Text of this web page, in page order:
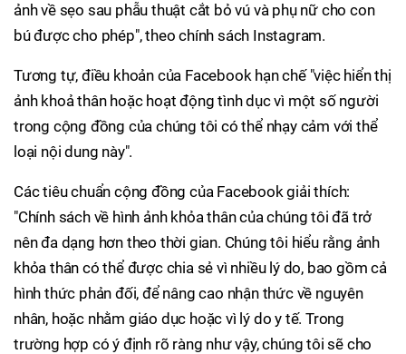
ảnh về sẹo sau phẫu thuật cắt bỏ vú và phụ nữ cho con
bú được cho phép", theo chính sách Instagram.
Tương tự, điều khoản của Facebook hạn chế "việc hiển thị
ảnh khoả thân hoặc hoạt động tình dục vì một số người
trong cộng đồng của chúng tôi có thể nhạy cảm với thể
loại nội dung này".
Các tiêu chuẩn cộng đồng của Facebook giải thích:
"Chính sách về hình ảnh khỏa thân của chúng tôi đã trở
nên đa dạng hơn theo thời gian. Chúng tôi hiểu rằng ảnh
khỏa thân có thể được chia sẻ vì nhiều lý do, bao gồm cả
hình thức phản đối, để nâng cao nhận thức về nguyên
nhân, hoặc nhằm giáo dục hoặc vì lý do y tế. Trong
trường hợp có ý định rõ ràng như vậy, chúng tôi sẽ cho